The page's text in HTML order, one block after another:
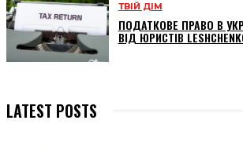
ТВІЙ ДІМ
ПОДАТКОВЕ ПРАВО В
ВІД ЮРИСТІВ
LATEST POSTS